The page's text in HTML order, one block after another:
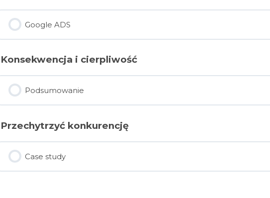
Google ADS
Konsekwencja i cierpliwość
Podsumowanie
Przechytrzyć konkurencję
Case study